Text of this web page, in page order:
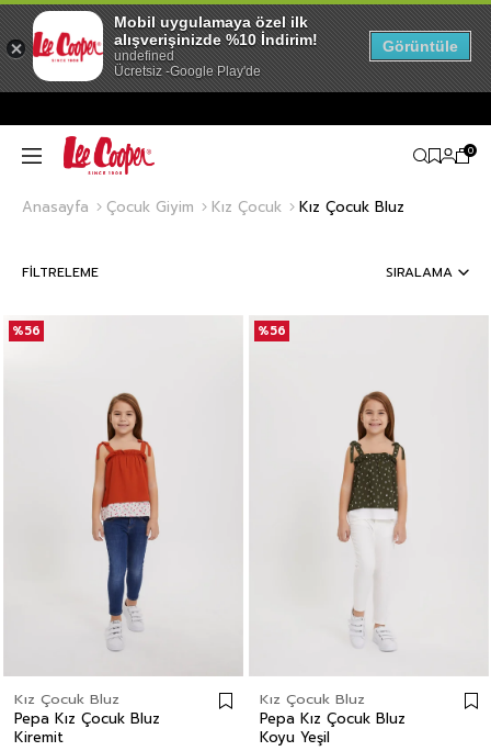
0
Anasayfa Çocuk Giyim Kız Çocuk Kız Çocuk Bluz
FILTRELEME SIRALAMA
Kız Çocuk Bluz
Pepa Kız Çocuk Bluz
Kiremit
%56
Kız Çocuk Bluz
Pepa Kız Çocuk Bluz
Koyu Yeşil
%56
Mobil uygulamaya özel ilk
alışverişinizde %10 İndirim!
undefined
Ücretsiz -Google Play'de
Görüntüle